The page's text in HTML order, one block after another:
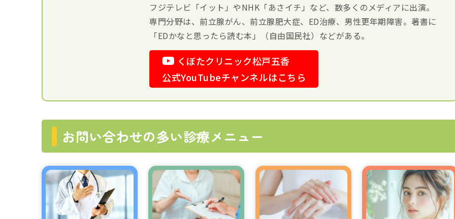
フジテレビ「イット」やNHK「あさイチ」など、数多くのメディアに出演。
専門分野は、前立腺がん、前立腺肥大症、ED治療、男性更年期障害。著書に
「EDかなと思ったら読む本」（自由国民社）などがある。
くぼたクリニック松戸五香
公式YouTubeチャンネルはこちら
お問い合わせの多い診療メニュー